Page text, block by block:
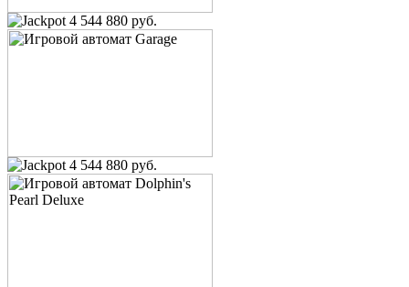
4 544 880 руб.
4 544 880 руб.